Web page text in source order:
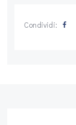
Condividi: